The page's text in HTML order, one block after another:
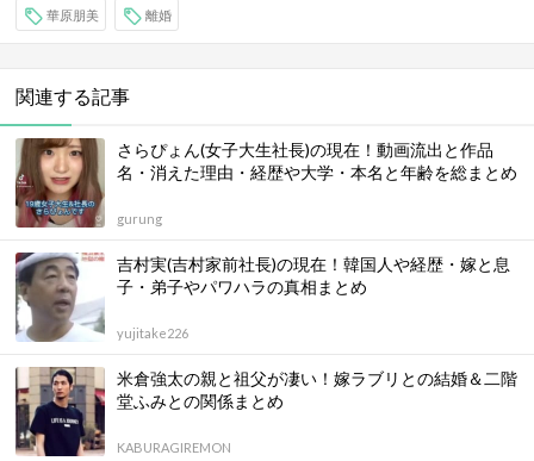
華原朋美 離婚
関連する記事
さらぴょん(女子大生社長)の現在！動画流出と作品
名・消えた理由・経歴や大学・本名と年齢を総まとめ
gurung
吉村実(吉村家前社長)の現在！韓国人や経歴・嫁と息
子・弟子やパワハラの真相まとめ
yujitake226
米倉強太の親と祖父が凄い！嫁ラブリとの結婚＆二階
堂ふみとの関係まとめ
KABURAGIREMON